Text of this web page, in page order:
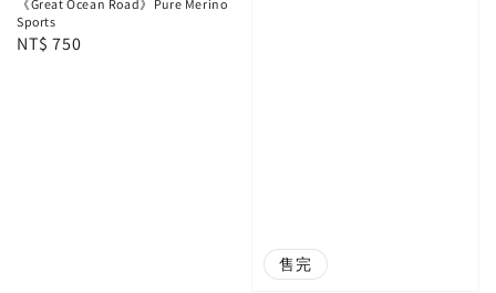
《Great Ocean Road》Pure Merino
Sports
Regular
NT$ 750
售完